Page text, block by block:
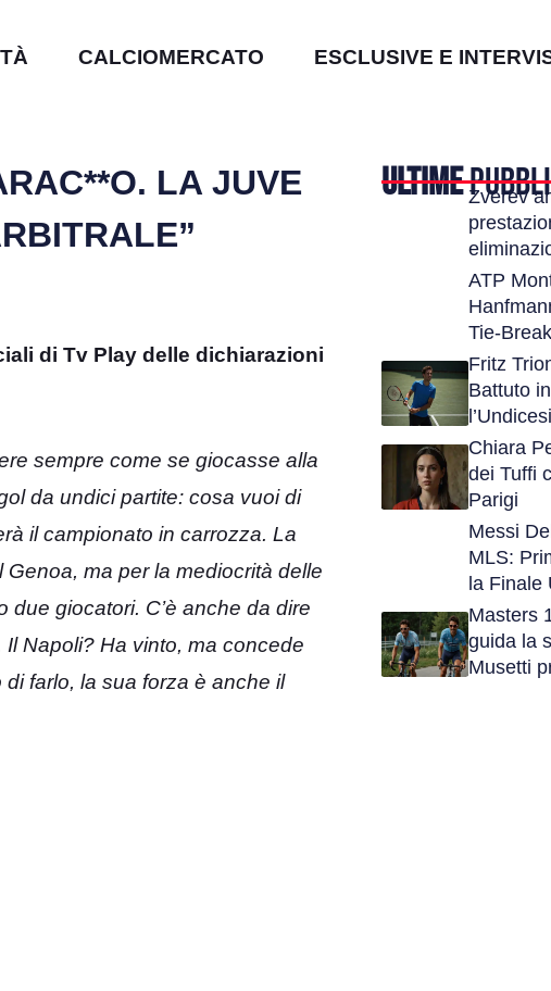
CALCIOMERCATO ESCLUSIVE E
LA JUVE
di Tv Play delle dichiarazioni
sempre come se giocasse alla
da undici partite: cosa vuoi di
il campionato in carrozza. La
ma per la mediocrità delle
due giocatori. C’è anche da dire
Napoli? Ha vinto, ma concede
di farlo, la sua forza è anche il
ULTIMEZverev
ATP
Tie-Break
Fritz
Battuto
Chiara
dei Tuffi
Parigi
Messi
MLS:
la Finale
Masters
guida la
Musetti